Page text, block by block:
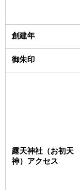
創建年
御朱印
露天神社（お初天
神）アクセス